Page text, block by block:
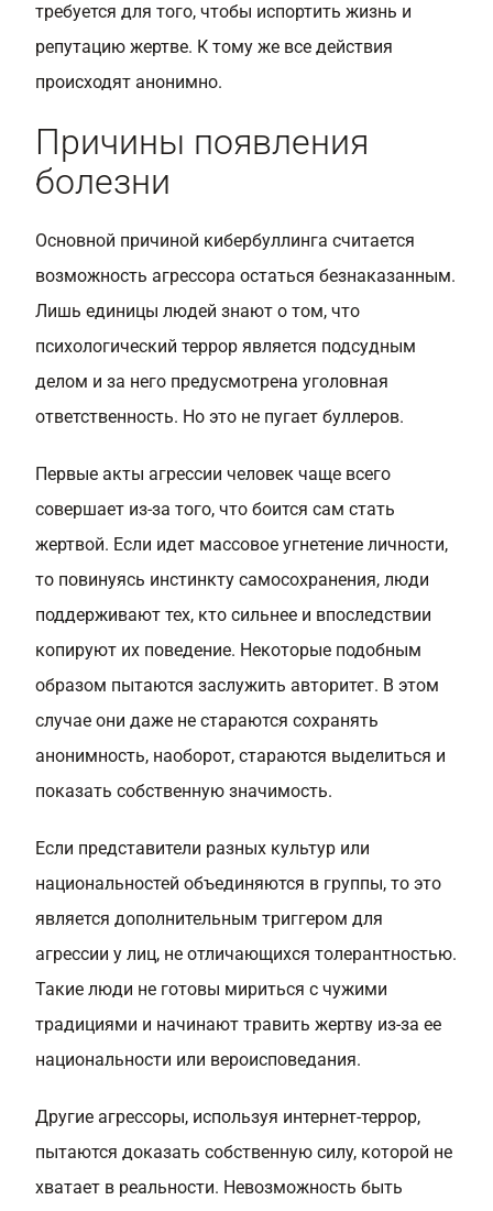
требуется для того, чтобы испортить жизнь и
репутацию жертве. К тому же все действия
происходят анонимно.
Причины появления
болезни
Основной причиной кибербуллинга считается
возможность агрессора остаться безнаказанным.
Лишь единицы людей знают о том, что
психологический террор является подсудным
делом и за него предусмотрена уголовная
ответственность. Но это не пугает буллеров.
Первые акты агрессии человек чаще всего
совершает из-за того, что боится сам стать
жертвой. Если идет массовое угнетение личности,
то повинуясь инстинкту самосохранения, люди
поддерживают тех, кто сильнее и впоследствии
копируют их поведение. Некоторые подобным
образом пытаются заслужить авторитет. В этом
случае они даже не стараются сохранять
анонимность, наоборот, стараются выделиться и
показать собственную значимость.
Если представители разных культур или
национальностей объединяются в группы, то это
является дополнительным триггером для
агрессии у лиц, не отличающихся толерантностью.
Такие люди не готовы мириться с чужими
традициями и начинают травить жертву из-за ее
национальности или вероисповедания.
Другие агрессоры, используя интернет-террор,
пытаются доказать собственную силу, которой не
хватает в реальности. Невозможность быть